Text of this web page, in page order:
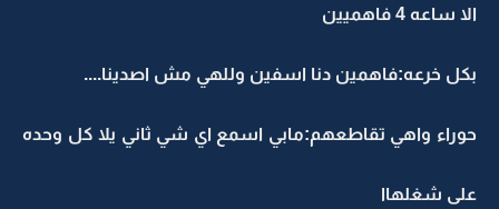
الا ساعه 4 فاهميين
بكل خرعه:فاهمين دنا اسفين وللهي مش اصدينا....
حوراء واهي تقاطعهم:مابي اسمع اي شي ثاني يلا كل وحده
على شغلهاا